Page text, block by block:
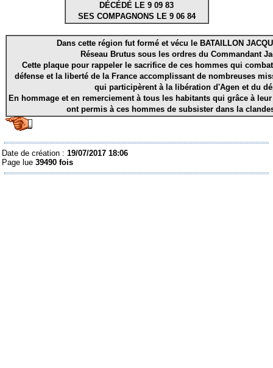
DÉCÉDÉ LE 9 09 83
SES COMPAGNONS LE 9 06 84
Dans cette région fut formé et vécu le BATAILLON
Réseau Brutus sous les ordres du Commandant
Cette plaque pour rappeler le sacrifice de ces hommes qui
défense et la liberté de la France accomplissant de nombreuses
qui participèrent à la libération d'Agen et du
En hommage et en remerciement à tous les habitants qui grâce à
ont permis à ces hommes de subsister dans la
Date de création :19/07/2017 18:06
Page lue39490 fois